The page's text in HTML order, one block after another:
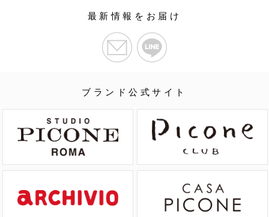
ブランド公式サイト
最新情報をお届け